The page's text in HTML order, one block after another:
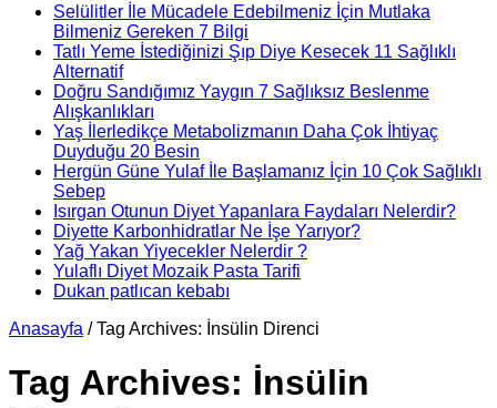
Selülitler İle Mücadele Edebilmeniz İçin Mutlaka
Bilmeniz Gereken 7 Bilgi
Tatlı Yeme İstediğinizi Şıp Diye Kesecek 11 Sağlıklı
Alternatif
Doğru Sandığımız Yaygın 7 Sağlıksız Beslenme
Alışkanlıkları
Yaş İlerledikçe Metabolizmanın Daha Çok İhtiyaç
Duyduğu 20 Besin
Hergün Güne Yulaf İle Başlamanız İçin 10 Çok Sağlıklı
Sebep
Isırgan Otunun Diyet Yapanlara Faydaları Nelerdir?
Diyette Karbonhidratlar Ne İşe Yarıyor?
Yağ Yakan Yiyecekler Nelerdir ?
Yulaflı Diyet Mozaik Pasta Tarifi
Dukan patlıcan kebabı
Anasayfa / Tag Archives: İnsülin Direnci
Tag Archives: İnsülin